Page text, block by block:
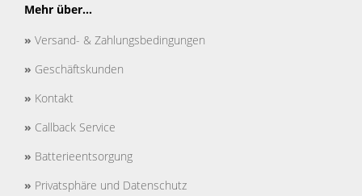
Mehr über...
» Versand- & Zahlungsbedingungen
» Geschäftskunden
» Kontakt
» Callback Service
» Batterieentsorgung
» Privatsphäre und Datenschutz